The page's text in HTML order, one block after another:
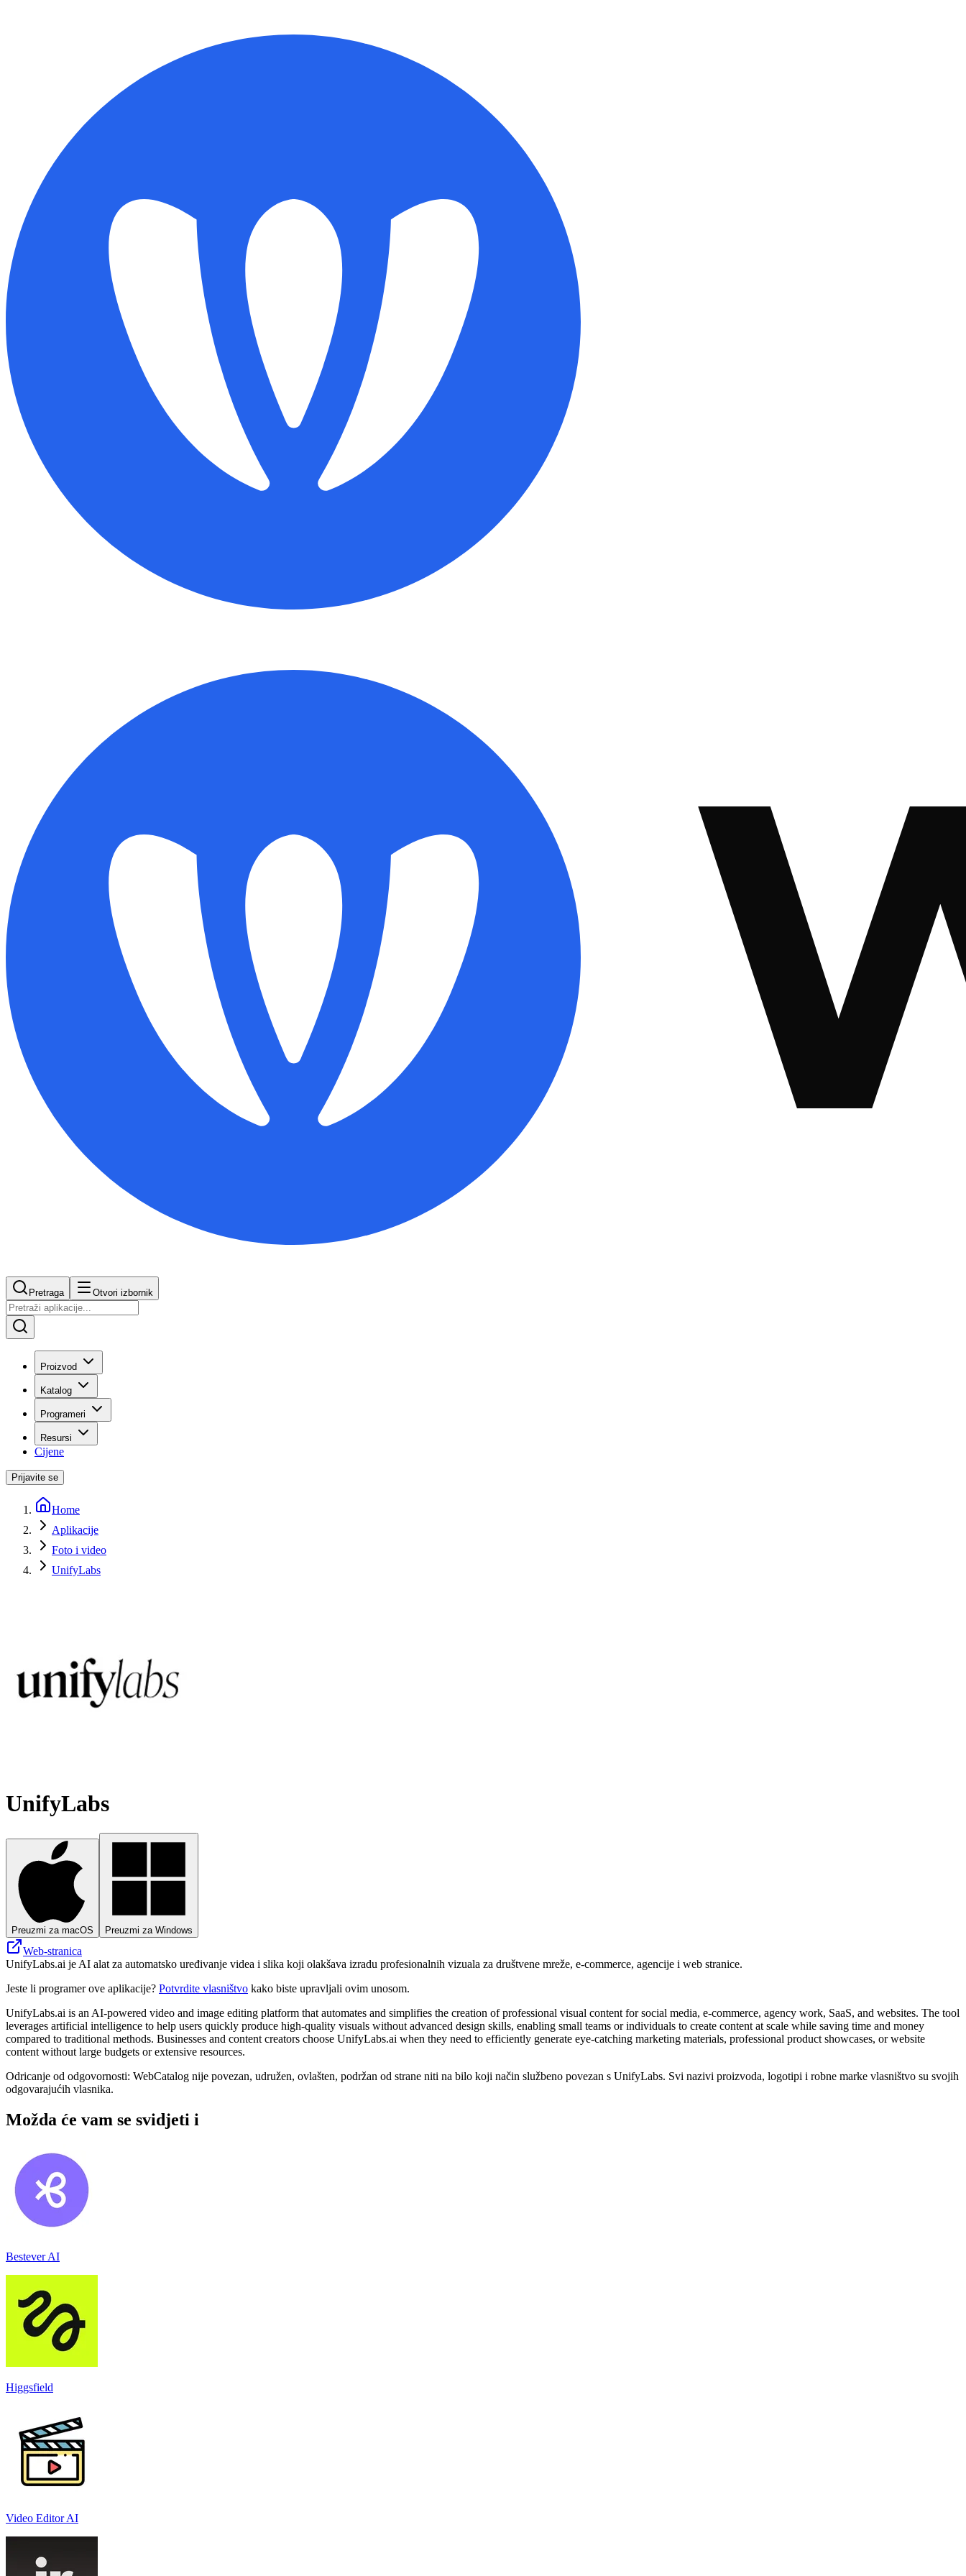
Pretraga Otvori izbornik
Proizvod
Katalog
Programeri
Resursi
Cijene
Prijavite se
Home
Aplikacije
Foto i video
UnifyLabs
UnifyLabs
Preuzmi za macOS Preuzmi za Windows
Web-stranica
UnifyLabs.ai je AI alat za automatsko uređivanje videa i slika koji olakšava izradu profesionalnih vizuala za društvene mreže, e‑commerce, agencije i web stranice.
Jeste li programer ove aplikacije? Potvrdite vlasništvo kako biste upravljali ovim unosom.
UnifyLabs.ai is an AI-powered video and image editing platform that automates and simplifies the creation of professional visual content for social media, e-commerce, agency work, SaaS, and websites. The tool
leverages artificial intelligence to help users quickly produce high-quality visuals without advanced design skills, enabling small teams or individuals to create content at scale while saving time and money
compared to traditional methods. Businesses and content creators choose UnifyLabs.ai when they need to efficiently generate eye-catching marketing materials, professional product showcases, or website
content without large budgets or extensive resources.
Odricanje od odgovornosti: WebCatalog nije povezan, udružen, ovlašten, podržan od strane niti na bilo koji način službeno povezan s UnifyLabs. Svi nazivi proizvoda, logotipi i robne marke vlasništvo su svojih
odgovarajućih vlasnika.
Možda će vam se svidjeti i
Bestever AI
Higgsfield
Video Editor AI